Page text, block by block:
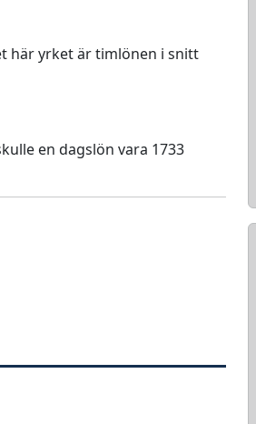
här yrket är timlönen i snitt
en dagslön vara 1733